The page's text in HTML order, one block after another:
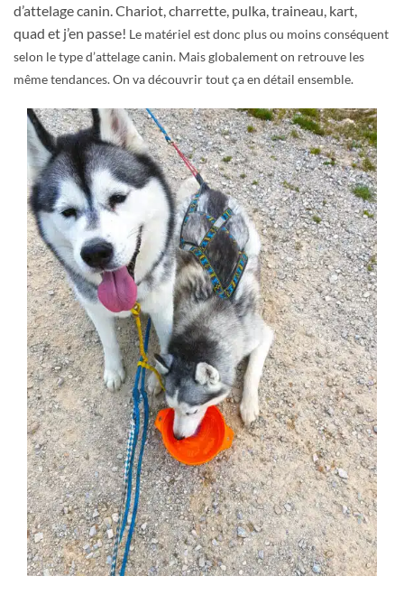
d’attelage canin. Chariot, charrette, pulka, traineau, kart,
quad et j’en passe! Le matériel est donc plus ou moins conséquent
selon le type d’attelage canin. Mais globalement on retrouve les
même tendances. On va découvrir tout ça en détail ensemble.